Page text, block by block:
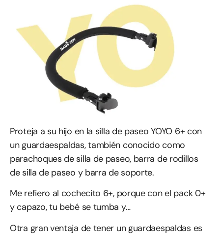
Proteja a su hijo en la silla de paseo YOYO 6+ con
un guardaespaldas, también conocido como
parachoques de silla de paseo, barra de rodillos
de silla de paseo y barra de soporte.
Me refiero al cochecito 6+, porque con el pack 0+
y capazo, tu bebé se tumba y…
Otra gran ventaja de tener un guardaespaldas es